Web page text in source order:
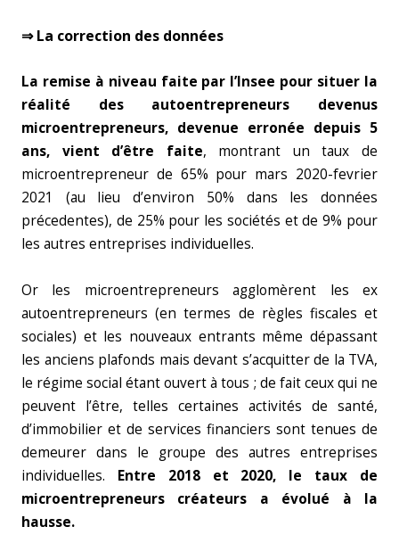
⇒ La correction des données
La remise à niveau faite par l’Insee pour situer la
réalité des autoentrepreneurs devenus
microentrepreneurs, devenue erronée depuis 5
ans, vient d’être faite, montrant un taux de
microentrepreneur de 65% pour mars 2020-fevrier
2021 (au lieu d’environ 50% dans les données
précedentes), de 25% pour les sociétés et de 9% pour
les autres entreprises individuelles.
Or les microentrepreneurs agglomèrent les ex
autoentrepreneurs (en termes de règles fiscales et
sociales) et les nouveaux entrants même dépassant
les anciens plafonds mais devant s’acquitter de la TVA,
le régime social étant ouvert à tous ; de fait ceux qui ne
peuvent l’être, telles certaines activités de santé,
d’immobilier et de services financiers sont tenues de
demeurer dans le groupe des autres entreprises
individuelles. Entre 2018 et 2020, le taux de
microentrepreneurs créateurs a évolué à la
hausse.